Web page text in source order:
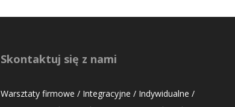
Skontaktuj się z nami
Warsztaty firmowe / Integracyjne / Indywidualne /